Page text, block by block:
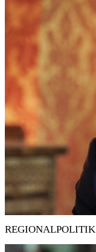
REGIONALPOLITIK